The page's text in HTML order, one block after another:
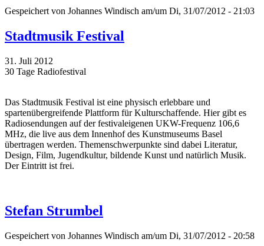
Gespeichert von Johannes Windisch am/um Di, 31/07/2012 - 21:03
Stadtmusik Festival
31. Juli 2012
30 Tage Radiofestival
Das Stadtmusik Festival ist eine physisch erlebbare und
spartenübergreifende Plattform für Kulturschaffende. Hier gibt es
Radiosendungen auf der festivaleigenen UKW-Frequenz 106,6
MHz, die live aus dem Innenhof des Kunstmuseums Basel
übertragen werden. Themenschwerpunkte sind dabei Literatur,
Design, Film, Jugendkultur, bildende Kunst und natürlich Musik.
Der Eintritt ist frei.
Stefan Strumbel
Gespeichert von Johannes Windisch am/um Di, 31/07/2012 - 20:58